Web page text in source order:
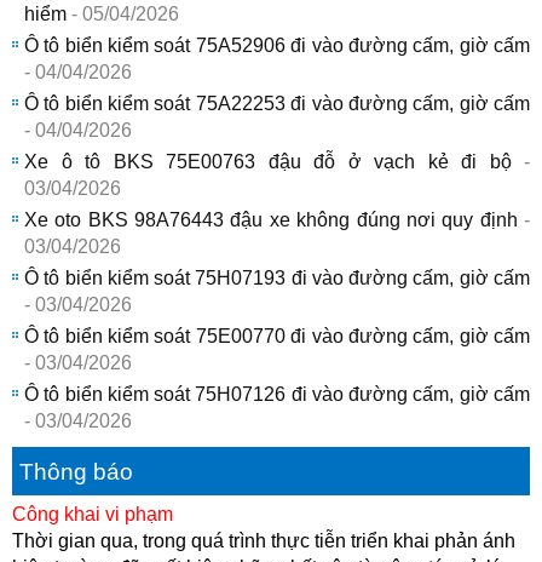
hiểm - 05/04/2026
Ô tô biển kiểm soát 75A52906 đi vào đường cấm, giờ cấm
- 04/04/2026
Ô tô biển kiểm soát 75A22253 đi vào đường cấm, giờ cấm
- 04/04/2026
Xe ô tô BKS 75E00763 đậu đỗ ở vạch kẻ đi bộ-
03/04/2026
Xe oto BKS 98A76443 đậu xe không đúng nơi quy định -
03/04/2026
Ô tô biển kiểm soát 75H07193 đi vào đường cấm, giờ cấm
- 03/04/2026
Ô tô biển kiểm soát 75E00770 đi vào đường cấm, giờ cấm
- 03/04/2026
Ô tô biển kiểm soát 75H07126 đi vào đường cấm, giờ cấm
- 03/04/2026
Thông báo
Công khai vi phạm
Thời gian qua, trong quá trình thực tiễn triển khai phản ánh